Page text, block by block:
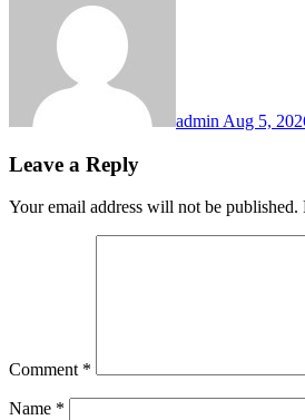
admin Aug 5,
Leave a Reply
Your email address will not be published.
Comment *
Name *